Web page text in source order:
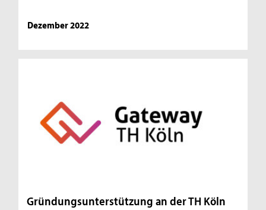
Dezember 2022
Gründungsunterstützung an der TH Köln